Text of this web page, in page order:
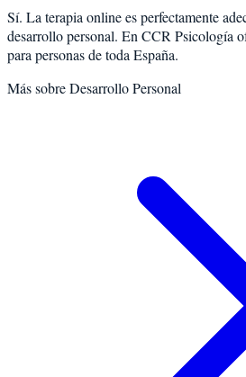
Sí. La terapia online es perfectamente
desarrollo personal. En CCR Psicología
para personas de toda España.
Más sobreDesarrollo Personal